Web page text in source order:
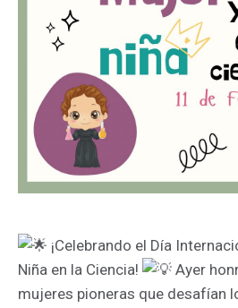
¡Celebrando el Día
Niña en la Ciencia!
Ayer
mujeres pioneras que desafían